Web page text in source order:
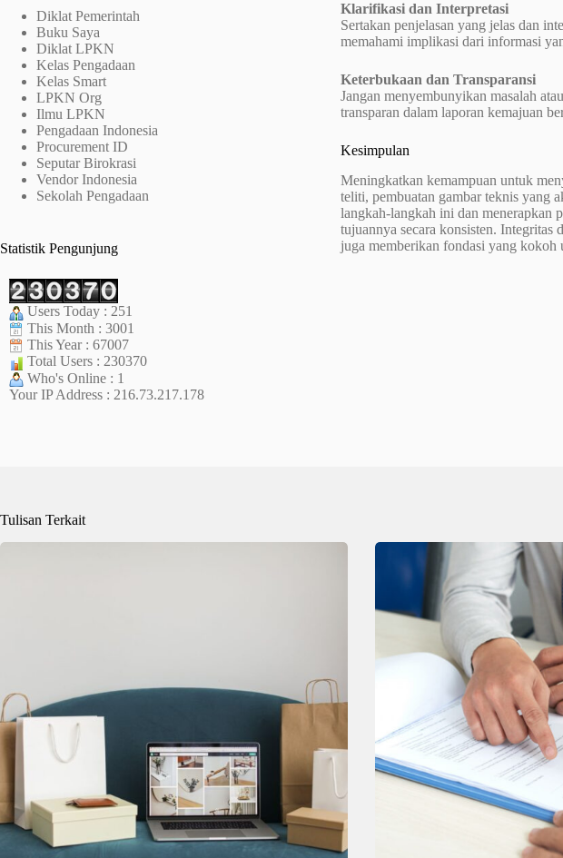
Klarifikasi dan Interpretasi
Sertakan penjelasan yang jelas dan
memahami implikasi dari informasi
Keterbukaan dan Transparansi
Jangan menyembunyikan masalah
transparan dalam laporan kemajuan
Kesimpulan
Meningkatkan kemampuan untuk
teliti, pembuatan gambar teknis yang
langkah-langkah ini dan menerapkan
tujuannya secara konsisten.
juga memberikan fondasi yang kokoh
Diklat Pemerintah
Buku Saya
Diklat LPKN
Kelas Pengadaan
Kelas Smart
LPKN Org
Ilmu LPKN
Pengadaan Indonesia
Procurement ID
Seputar Birokrasi
Vendor Indonesia
Sekolah Pengadaan
Statistik Pengunjung
Users Today : 251
This Month : 3001
This Year : 67007
Total Users : 230370
Who's Online : 1
Your IP Address : 216.73.217.178
Tulisan Terkait